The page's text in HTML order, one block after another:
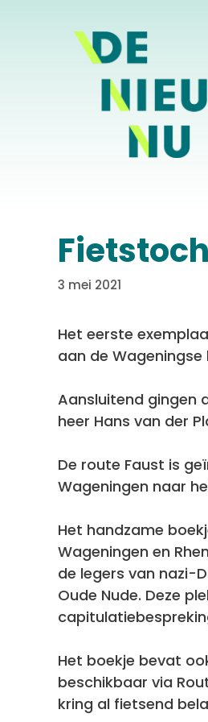
3 mei 2021
Het eerste
aan de
Aansluitend gingen
heer Hans van der
De route Faust is
Wageningen naar
Het handzame
Wageningen en
de legers van nazi-
Oude Nude. Deze
Het boekje bevat
beschikbaar via
kring al fietsend